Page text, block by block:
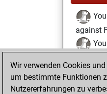
against
Februar
Wir verwenden Cookies
um bestimmte Funktionen
Nutzererfahrungen zu